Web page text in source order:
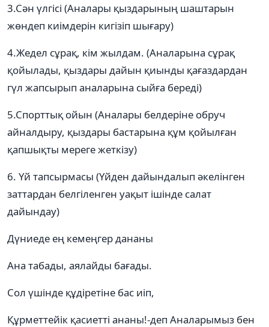
3.Сән үлгісі (Аналары қыздарының шаштарын
жөндеп киімдерін кигізіп шығару)
4.Жедел сұрақ, кім жылдам. (Аналарына сұрақ
қойылады, қыздары дайын қиынды қағаздардан
гүл жапсырып аналарына сыйға береді)
5.Спорттық ойын (Аналары белдеріне обруч
айналдыру, қыздары бастарына құм қойылған
қапшықты мереге жеткізу)
6. Үй тапсырмасы (Үйден дайындалып әкелінген
заттардан белгіленген уақыт ішінде салат
дайындау)
Дүниеде ең кемеңгер дананы
Ана табады, аялайды бағады.
Сол үшінде құдіретіне бас иіп,
Құрметтейік қасиетті ананы!-деп Аналарымыз бен